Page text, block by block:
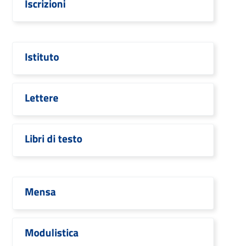
Iscrizioni
Istituto
Lettere
Libri di testo
Mensa
Modulistica